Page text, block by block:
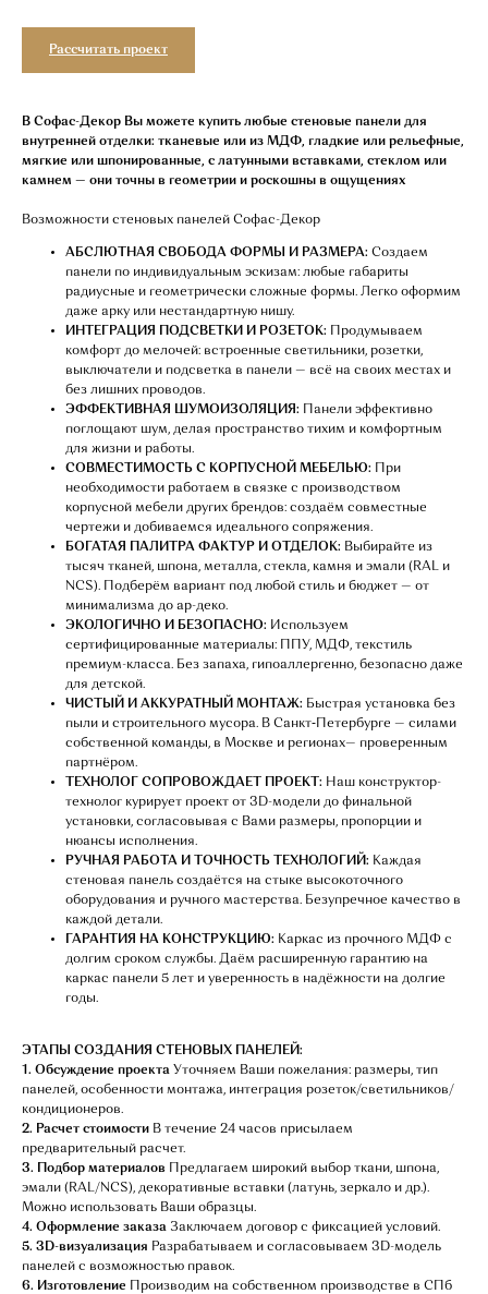
Рассчитать проект
В Софас-Декор Вы можете купить любые стеновые панели для
внутренней отделки: тканевые или из МДФ, гладкие или рельефные,
мягкие или шпонированные, с латунными вставками, стеклом или
камнем — они точны в геометрии и роскошны в ощущениях
Возможности стеновых панелей Софас-Декор
АБСЛЮТНАЯ СВОБОДА ФОРМЫ И РАЗМЕРА: Создаем
панели по индивидуальным эскизам: любые габариты
радиусные и геометрически сложные формы. Легко оформим
даже арку или нестандартную нишу.
ИНТЕГРАЦИЯ ПОДСВЕТКИ И РОЗЕТОК: Продумываем
комфорт до мелочей: встроенные светильники, розетки,
выключатели и подсветка в панели — всё на своих местах и
без лишних проводов.
ЭФФЕКТИВНАЯ ШУМОИЗОЛЯЦИЯ:
Панели эффективно
поглощают шум, делая пространство тихим и комфортным
для жизни и работы.
СОВМЕСТИМОСТЬ С КОРПУСНОЙ МЕБЕЛЬЮ: При
необходимости работаем в связке с производством
корпусной мебели других брендов: создаём совместные
чертежи и добиваемся идеального сопряжения.
БОГАТАЯ ПАЛИТРА ФАКТУР И ОТДЕЛОК: Выбирайте из
тысяч тканей, шпона, металла, стекла, камня и эмали (RAL и
NCS). Подберём вариант под любой стиль и бюджет — от
минимализма до ар-деко.
ЭКОЛОГИЧНО И БЕЗОПАСНО: Используем
сертифицированные материалы: ППУ, МДФ, текстиль
премиум-класса. Без запаха, гипоаллергенно, безопасно даже
для детской.
ЧИСТЫЙ И АККУРАТНЫЙ МОНТАЖ: Быстрая установка без
пыли и строительного мусора. В Санкт‑Петербурге — силами
собственной команды, в Москве и регионах— проверенным
партнёром.
ТЕХНОЛОГ СОПРОВОЖДАЕТ ПРОЕКТ: Наш конструктор-
технолог курирует проект от 3D-модели до финальной
установки, согласовывая с Вами размеры, пропорции и
нюансы исполнения.
РУЧНАЯ РАБОТА И ТОЧНОСТЬ ТЕХНОЛОГИЙ: Каждая
стеновая панель создаётся на стыке высокоточного
оборудования и ручного мастерства. Безупречное качество в
каждой детали.
ГАРАНТИЯ НА КОНСТРУКЦИЮ: Каркас из прочного МДФ с
долгим сроком службы. Даём расширенную гарантию на
каркас панели 5 лет и уверенность в надёжности на долгие
годы.
ЭТАПЫ СОЗДАНИЯ СТЕНОВЫХ ПАНЕЛЕЙ:
1. Обсуждение проекта Уточняем Ваши пожелания: размеры, тип
панелей, особенности монтажа, интеграция розеток/светильников/
кондиционеров.
2. Расчет стоимости В течение 24 часов присылаем
предварительный расчет.
3. Подбор материалов Предлагаем широкий выбор ткани, шпона,
эмали (RAL/NCS), декоративные вставки (латунь, зеркало и др.).
Можно использовать Ваши образцы.
4. Оформление заказа Заключаем договор с фиксацией условий.
5. 3D-визуализация Разрабатываем и согласовываем 3D-модель
панелей с возможностью правок.
6. Изготовление Производим на собственном производстве в СПб
НАШИ МЕНЕДЖЕРЫ
ГОТОВЫ ОТВЕТИТЬ
НА ЛЮБЫЕ ВОПРОСЫ